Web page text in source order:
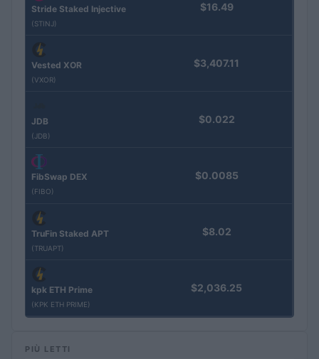
Stride Staked Injective
(STINJ)
$16.49
Vested XOR
(VXOR)
$3,407.11
JDB
(JDB)
$0.022
FibSwap DEX
(FIBO)
$0.0085
TruFin Staked APT
(TRUAPT)
$8.02
kpk ETH Prime
(KPK ETH PRIME)
$2,036.25
PIÙ LETTI